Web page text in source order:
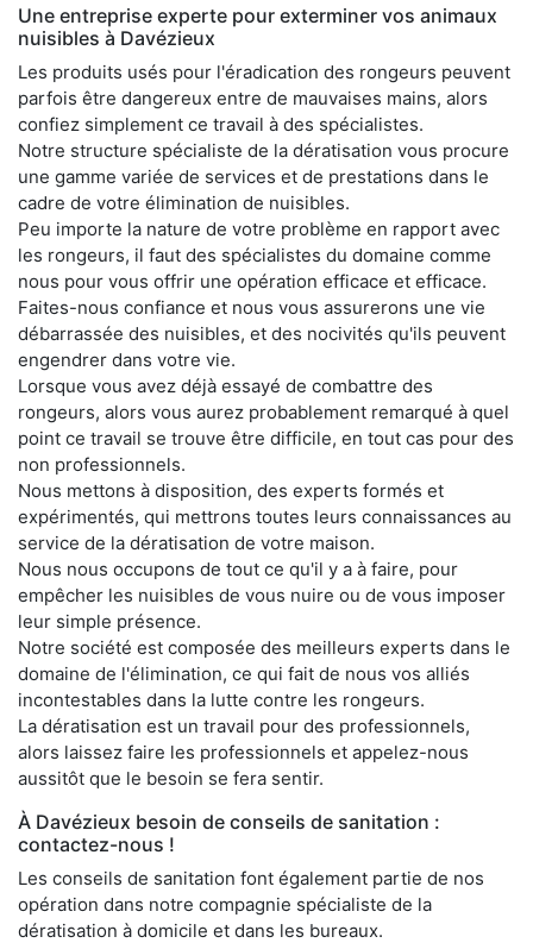
Une entreprise experte pour exterminer vos animaux
nuisibles à Davézieux
Les produits usés pour l'éradication des rongeurs peuvent
parfois être dangereux entre de mauvaises mains, alors
confiez simplement ce travail à des spécialistes.
Notre structure spécialiste de la dératisation vous procure
une gamme variée de services et de prestations dans le
cadre de votre élimination de nuisibles.
Peu importe la nature de votre problème en rapport avec
les rongeurs, il faut des spécialistes du domaine comme
nous pour vous offrir une opération efficace et efficace.
Faites-nous confiance et nous vous assurerons une vie
débarrassée des nuisibles, et des nocivités qu'ils peuvent
engendrer dans votre vie.
Lorsque vous avez déjà essayé de combattre des
rongeurs, alors vous aurez probablement remarqué à quel
point ce travail se trouve être difficile, en tout cas pour des
non professionnels.
Nous mettons à disposition, des experts formés et
expérimentés, qui mettrons toutes leurs connaissances au
service de la dératisation de votre maison.
Nous nous occupons de tout ce qu'il y a à faire, pour
empêcher les nuisibles de vous nuire ou de vous imposer
leur simple présence.
Notre société est composée des meilleurs experts dans le
domaine de l'élimination, ce qui fait de nous vos alliés
incontestables dans la lutte contre les rongeurs.
La dératisation est un travail pour des professionnels,
alors laissez faire les professionnels et appelez-nous
aussitôt que le besoin se fera sentir.
À Davézieux besoin de conseils de sanitation :
contactez-nous !
Les conseils de sanitation font également partie de nos
opération dans notre compagnie spécialiste de la
dératisation à domicile et dans les bureaux.